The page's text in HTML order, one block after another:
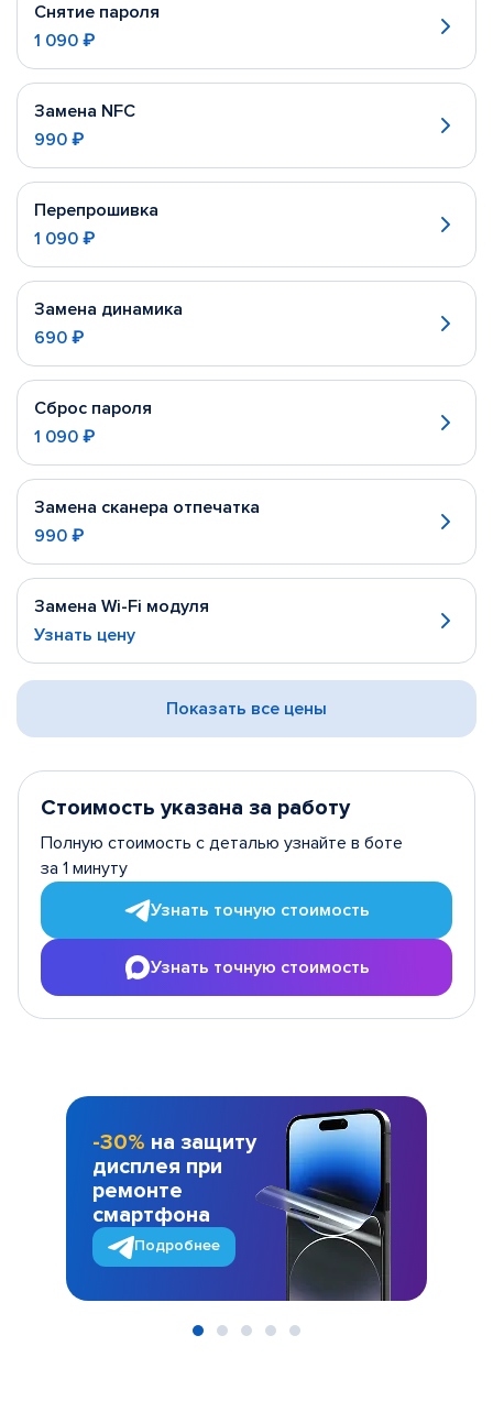
Снятие пароля
1 090 ₽
Замена NFC
990 ₽
Перепрошивка
1 090 ₽
Замена динамика
690 ₽
Сброс пароля
1 090 ₽
Замена сканера отпечатка
990 ₽
Замена Wi-Fi модуля
Узнать цену
Показать все цены
Стоимость указана за работу
Полную стоимость с деталью узнайте в боте
за 1 минуту
Узнать точную стоимость
Узнать точную стоимость
-30% на защиту
дисплея при
ремонте
смартфона
Подробнее